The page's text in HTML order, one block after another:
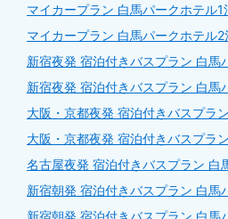
マイカープラン 白馬パークホテル1
マイカープラン 白馬パークホテル2
新宿夜発 宿泊付きバスプラン 白馬
新宿夜発 宿泊付きバスプラン 白馬
大阪・京都夜発 宿泊付きバスプラ
大阪・京都夜発 宿泊付きバスプラ
名古屋夜発 宿泊付きバスプラン 白
新宿朝発 宿泊付きバスプラン 白馬
新宿朝発 宿泊付きバスプラン 白馬